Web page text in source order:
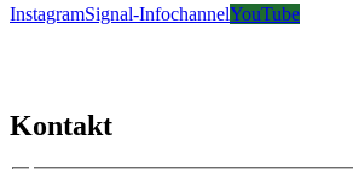
InstagramSignal-InfochannelYouTube
Kontakt